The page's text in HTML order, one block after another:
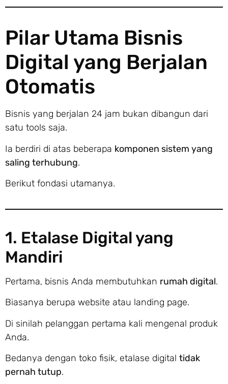
Pilar Utama Bisnis
Digital yang Berjalan
Otomatis
Bisnis yang berjalan 24 jam bukan dibangun dari
satu tools saja.
Ia berdiri di atas beberapa komponen sistem yang
saling terhubung.
Berikut fondasi utamanya.
1. Etalase Digital yang
Mandiri
Pertama, bisnis Anda membutuhkan rumah digital.
Biasanya berupa website atau landing page.
Di sinilah pelanggan pertama kali mengenal produk
Anda.
Bedanya dengan toko fisik, etalase digital tidak
pernah tutup.